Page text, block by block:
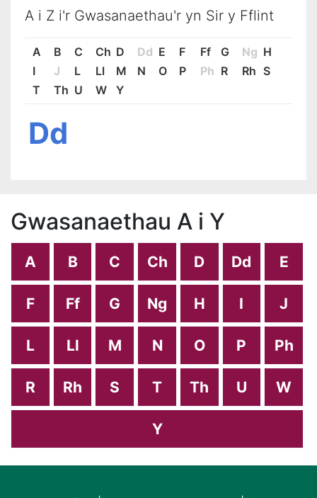
A i Z i'r Gwasanaethau'r yn Sir y Fflint
A B C Ch D Dd E F Ff G Ng H
I
J L Ll M N O P Ph R Rh S
T
Th U W Y
Dd
Gwasanaethau A i Y
A B C Ch D Dd E
F Ff G Ng H I J
L Ll M N O P Ph
R Rh S T Th U W
Y